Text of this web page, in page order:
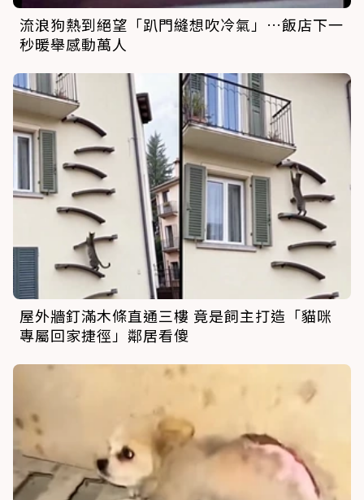
流浪狗熱到絕望「趴門縫想吹冷氣」…飯店下一
秒暖舉感動萬人
屋外牆釘滿木條直通三樓 竟是飼主打造「貓咪
專屬回家捷徑」鄰居看傻